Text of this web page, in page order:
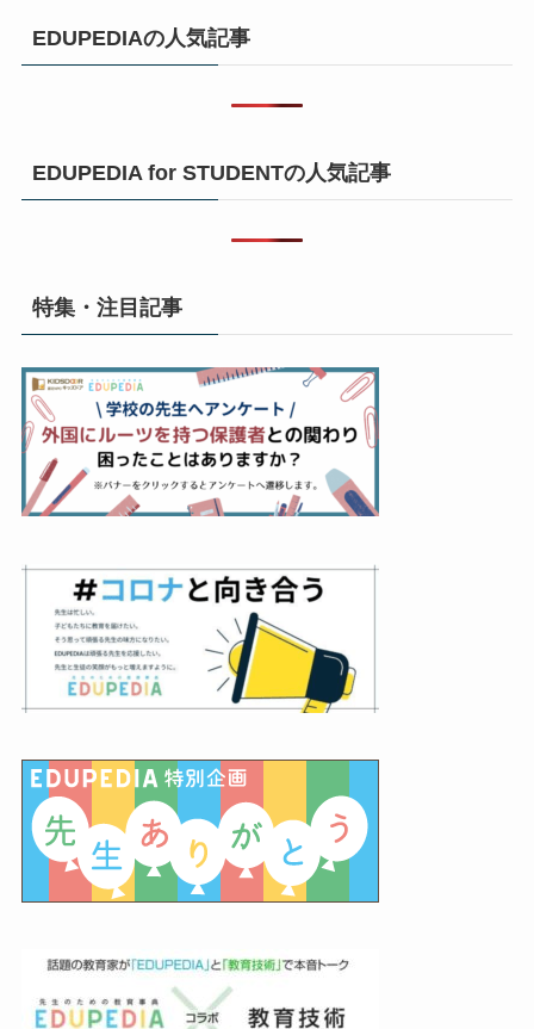
EDUPEDIAの人気記事
EDUPEDIA for STUDENTの人気記事
特集・注目記事